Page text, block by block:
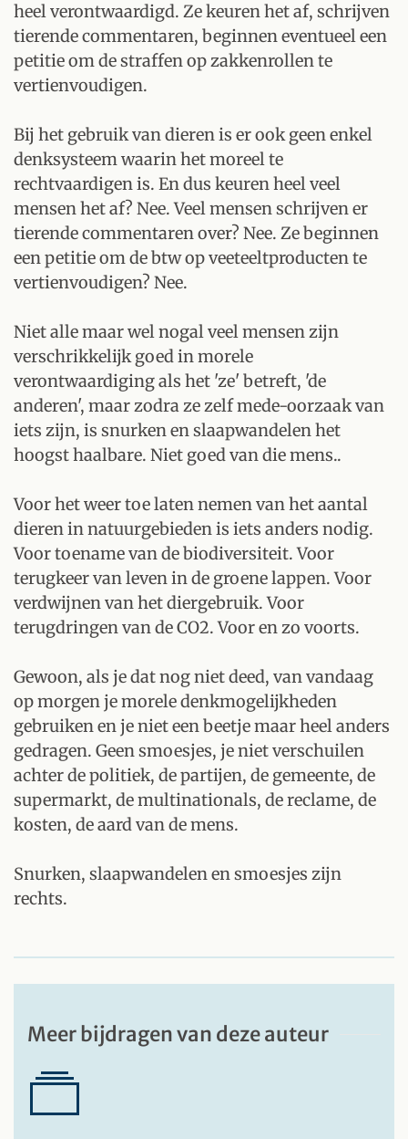
heel verontwaardigd. Ze keuren het af, schrijven
tierende commentaren, beginnen eventueel een
petitie om de straffen op zakkenrollen te
vertienvoudigen.
Bij het gebruik van dieren is er ook geen enkel
denksysteem waarin het moreel te
rechtvaardigen is. En dus keuren heel veel
mensen het af? Nee. Veel mensen schrijven er
tierende commentaren over? Nee. Ze beginnen
een petitie om de btw op veeteeltproducten te
vertienvoudigen? Nee.
Niet alle maar wel nogal veel mensen zijn
verschrikkelijk goed in morele
verontwaardiging als het 'ze' betreft, 'de
anderen', maar zodra ze zelf mede-oorzaak van
iets zijn, is snurken en slaapwandelen het
hoogst haalbare. Niet goed van die mens..
Voor het weer toe laten nemen van het aantal
dieren in natuurgebieden is iets anders nodig.
Voor toename van de biodiversiteit. Voor
terugkeer van leven in de groene lappen. Voor
verdwijnen van het diergebruik. Voor
terugdringen van de CO2. Voor en zo voorts.
Gewoon, als je dat nog niet deed, van vandaag
op morgen je morele denkmogelijkheden
gebruiken en je niet een beetje maar heel anders
gedragen. Geen smoesjes, je niet verschuilen
achter de politiek, de partijen, de gemeente, de
supermarkt, de multinationals, de reclame, de
kosten, de aard van de mens.
Snurken, slaapwandelen en smoesjes zijn
rechts.
Meer bijdragen van deze auteur